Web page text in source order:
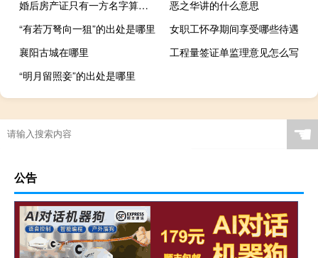
婚后房产证只有一方名字算夫妻共同财产吗
恶之华讲的什么意思
“有若万弩向一狙”的出处是哪里
女职工怀孕期间享受哪些待遇
襄阳古城在哪里
工程量签证单监理意见怎么写
“明月留照妾”的出处是哪里
☚
公告